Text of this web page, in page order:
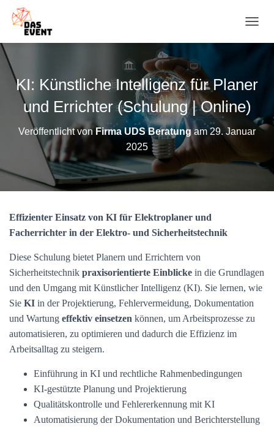
A
A
O
N
H
KI: Künstliche Intelligenz für Planer
und Errichter (Schulung | Online)
Veröffentlicht vonFirma UDS Beratungam29. Januar
2025
Effizienter Einsatz von KI für Elektroplaner und
Facherrichter in der Elektro- und Sicherheitstechnik
Diese Schulung bietet Planern und Errichtern von
Sicherheitstechnik praxisorientierte Einblicke in die Grundlagen
und den Umgang mit Künstlicher Intelligenz (KI). Sie lernen, wie
Sie KI in der Projektierung, Fehlervermeidung, Dokumentation
und Wartung effektiv einsetzen können, um Arbeitsprozesse zu
automatisieren, zu optimieren und dadurch die Effizienz im
Arbeitsalltag zu steigern.
Einführung in KI und rechtliche Rahmenbedingungen
KI-gestützte Planung und Projektierung
Qualitätskontrolle und Fehlererkennung mit KI
Automatisierung der Dokumentation und Berichterstellung